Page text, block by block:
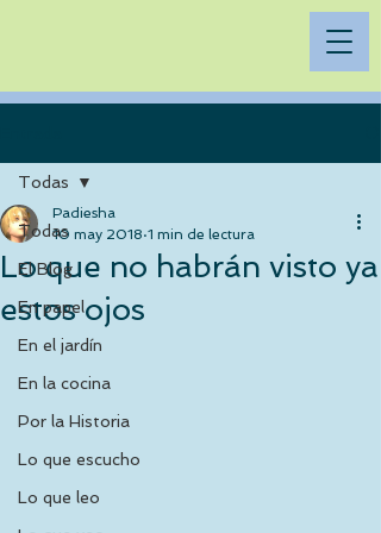
Todas
El Blog
En papel
En el jardín
En la cocina
Por la Historia
Lo que escucho
Lo que leo
Todas
Lo que no habrán visto ya
estos ojos
Padiesha
10 may 2018 1 min de lectura